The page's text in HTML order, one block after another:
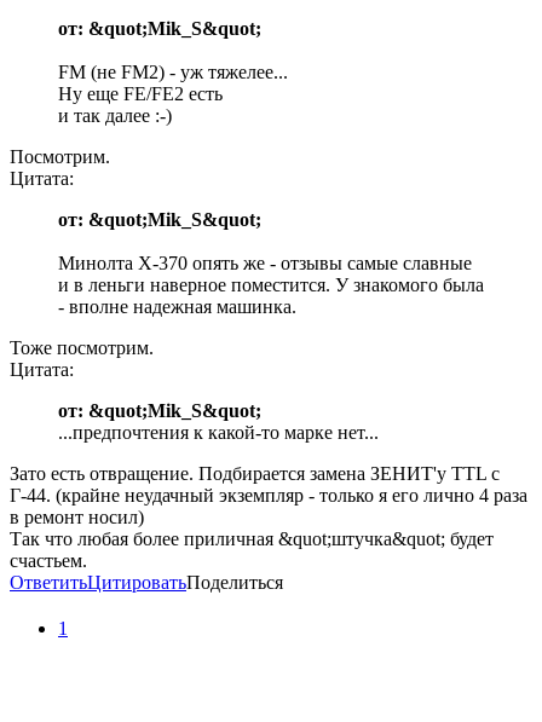
от: &quot;Mik_S&quot;
FM (не FM2) - уж тяжелее...
Ну еще FE/FE2 есть
и так далее :-)
Посмотрим.
Цитата:
от: &quot;Mik_S&quot;
Минолта X-370 опять же - отзывы самые славные
и в леньги наверное поместится. У знакомого была
- вполне надежная машинка.
Тоже посмотрим.
Цитата:
от: &quot;Mik_S&quot;
...предпочтения к какой-то марке нет...
Зато есть отвращение. Подбирается замена ЗЕНИТ'у TTL c
Г-44. (крайне неудачный экземпляр - только я его лично 4 раза
в ремонт носил)
Так что любая более приличная &quot;штучка&quot; будет
счастьем.
ОтветитьЦитироватьПоделиться
1